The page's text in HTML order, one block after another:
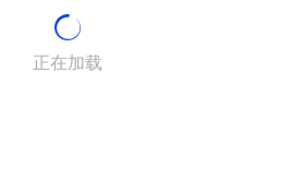
正在加载